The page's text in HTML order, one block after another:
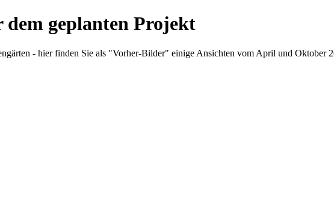
dem geplanten Projekt
- hier finden Sie als "Vorher-Bilder" einige Ansichten vom April und Oktober